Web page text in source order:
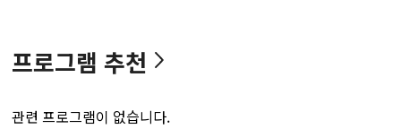
프로그램 추천
관련 프로그램이 없습니다.